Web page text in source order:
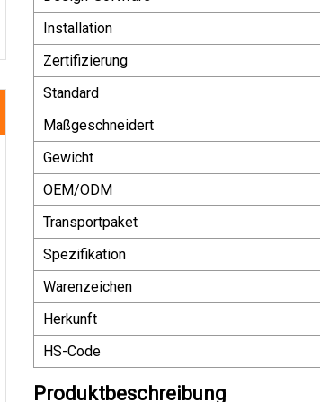
Installation
Zertifizierung
Standard
Maßgeschneidert
Gewicht
OEM/ODM
Transportpaket
Spezifikation
Warenzeichen
Herkunft
HS-Code
Produktbeschreibung